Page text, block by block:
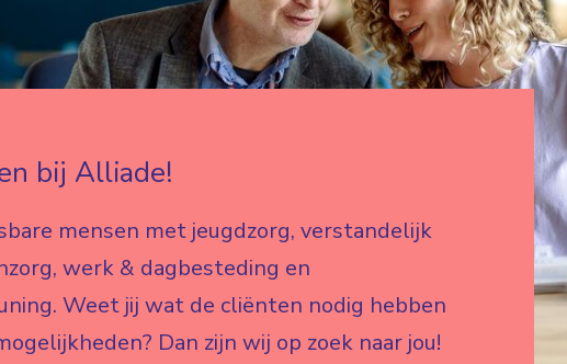
bij Alliade!
mensen met jeugdzorg, verstandelijk
werk & dagbesteding en
Weet jij wat de cliënten nodig hebben
Dan zijn wij op zoek naar jou!